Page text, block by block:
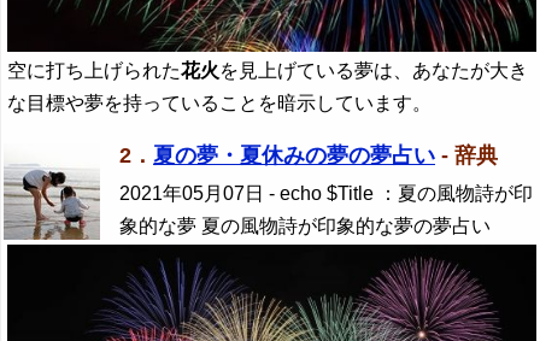
空に打ち上げられた花火を見上げている夢は、あなたが大き
な目標や夢を持っていることを暗示しています。
2． 夏の夢・夏休みの夢の夢占い - 辞典
2021年05月07日 - echo $Title ：夏の風物詩が印
象的な夢 夏の風物詩が印象的な夢の夢占い